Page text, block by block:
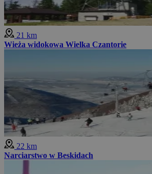
21 km
Wieża widokowa Wielka Czantorie
22 km
Narciarstwo w Beskidach